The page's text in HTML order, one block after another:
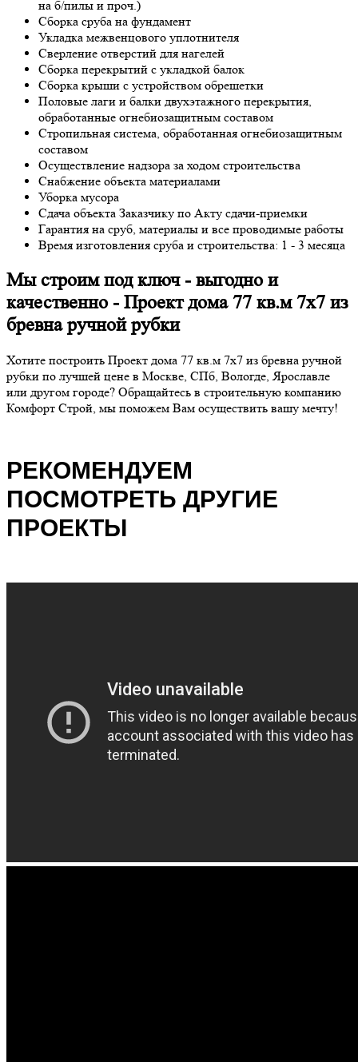
на б/пилы и проч.)
Сборка сруба на фундамент
Укладка межвенцового уплотнителя
Сверление отверстий для нагелей
Сборка перекрытий с укладкой балок
Сборка крыши с устройством обрешетки
Половые лаги и балки двухэтажного перекрытия,
обработанные огнебиозащитным составом
Стропильная система, обработанная огнебиозащитным
составом
Осуществление надзора за ходом строительства
Снабжение объекта материалами
Уборка мусора
Сдача объекта Заказчику по Акту сдачи-приемки
Гарантия на сруб, материалы и все проводимые работы
Время изготовления сруба и строительства: 1 - 3 месяца
Мы строим под ключ - выгодно и
качественно - Проект дома 77 кв.м 7х7 из
бревна ручной рубки
Хотите построить Проект дома 77 кв.м 7х7 из бревна ручной
рубки по лучшей цене в Москве, СПб, Вологде, Ярославле
или другом городе? Обращайтесь в строительную компанию
Комфорт Строй, мы поможем Вам осуществить вашу мечту!
РЕКОМЕНДУЕМ
ПОСМОТРЕТЬ ДРУГИЕ
ПРОЕКТЫ